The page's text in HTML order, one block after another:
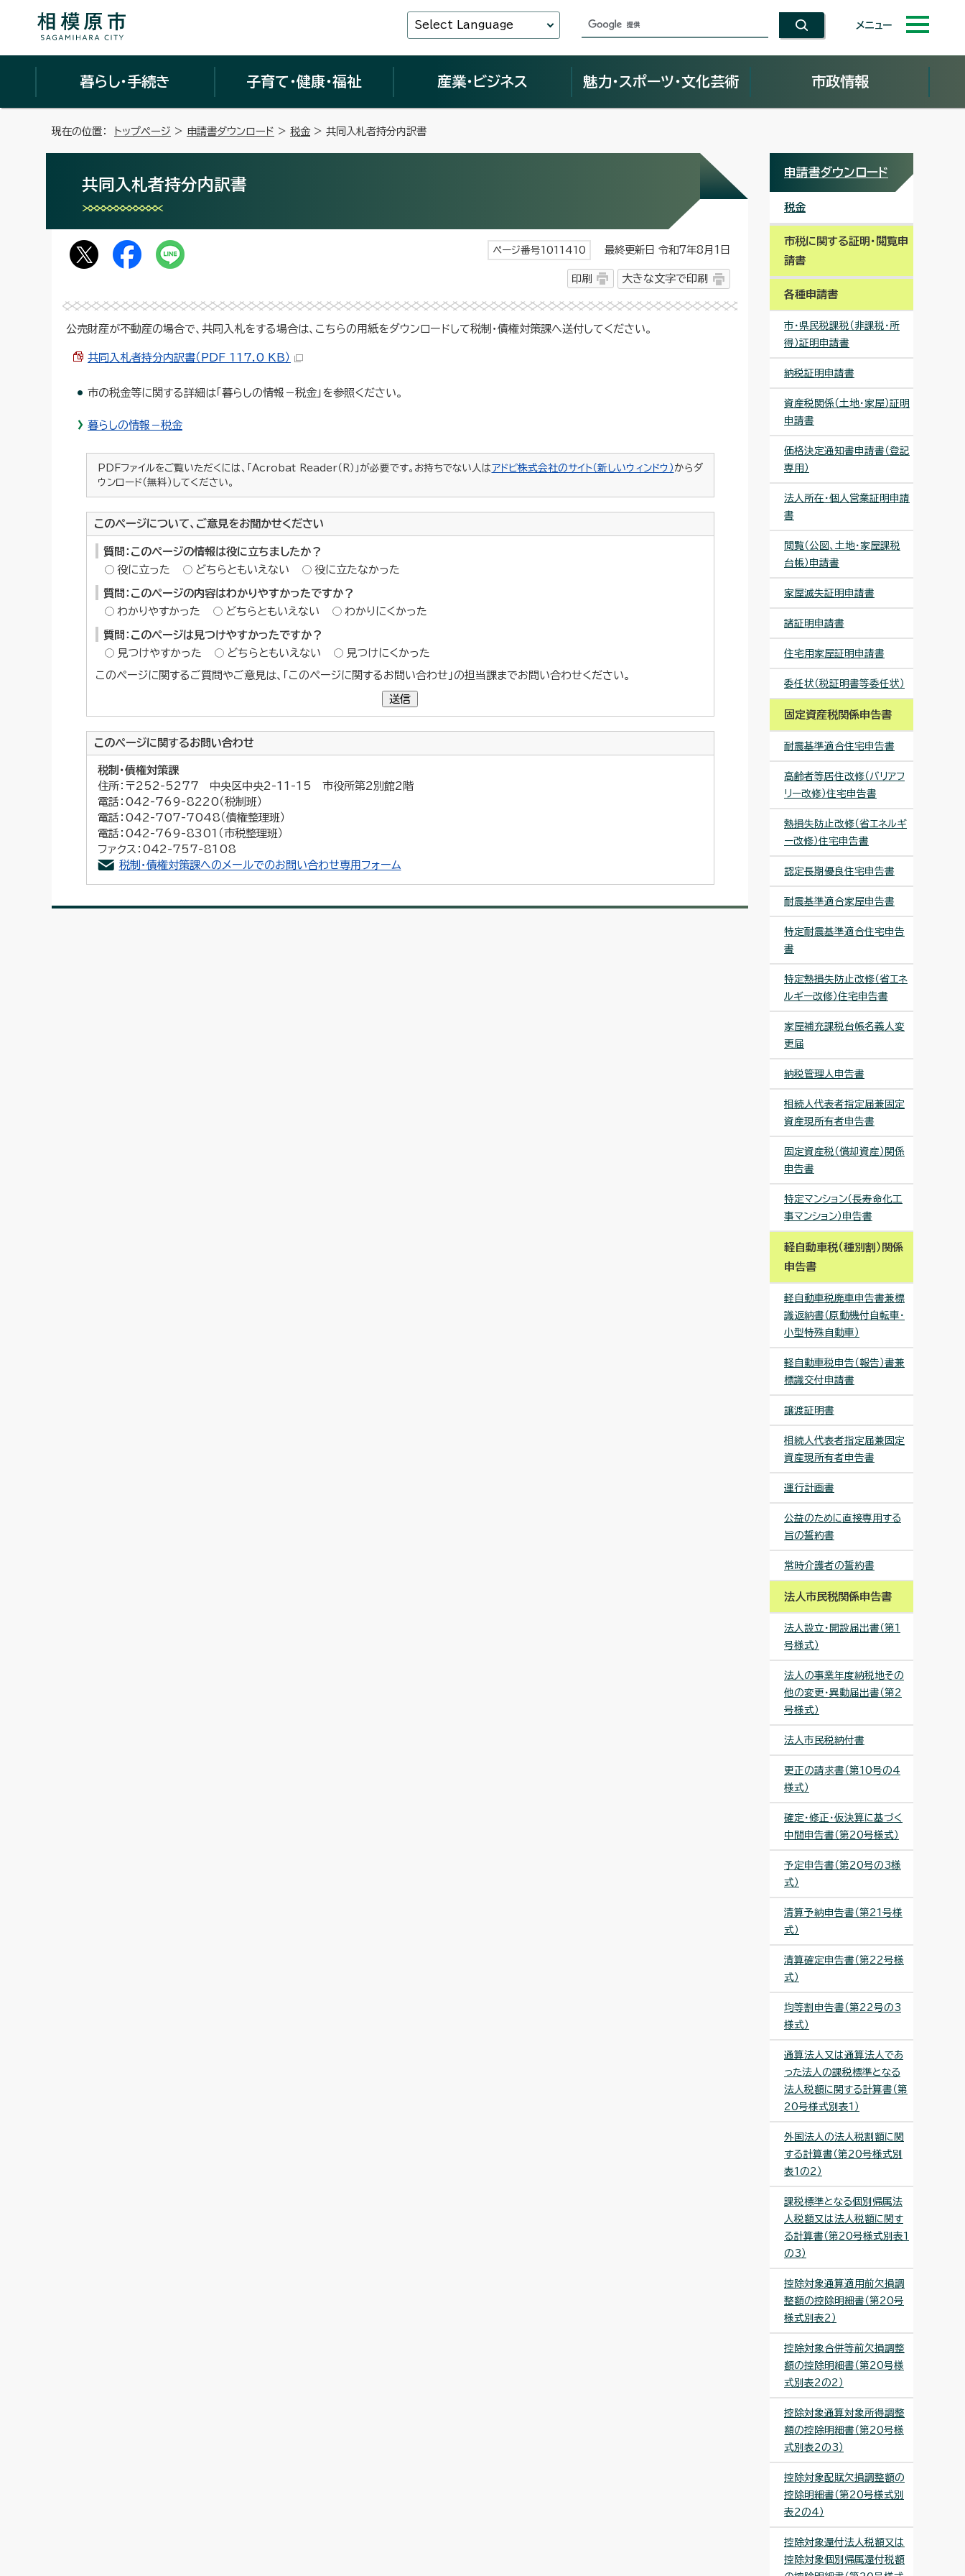
Select Language メニュー
暮らし・手続き 子育て・健康・福祉 産業・ビジネス 魅力・スポーツ・文化芸術 市政情報
現在の位置： トップページ > 申請書ダウンロード > 税金> 共同入札者持分内訳書
共同入札者持分内訳書
ページ番号1011410 最終更新日 令和7年8月1日
印刷 大きな文字で印刷
公売財産が不動産の場合で、共同入札をする場合は、こちらの用紙をダウンロードして税制・債権対策課へ送付してください。
共同入札者持分内訳書（PDF 117.0 KB）
市の税金等に関する詳細は「暮らしの情報－税金」を参照ください。
暮らしの情報－税金
PDFファイルをご覧いただくには、「Acrobat Reader（R）」が必要です。お持ちでない人はアドビ株式会社のサイト（新しいウィンドウ） からダ
ウンロード（無料）してください。
このページについて、ご意見をお聞かせください
質問：このページの情報は役に立ちましたか？
役に立った
どちらともいえない 役に立たなかった
質問：このページの内容はわかりやすかったですか？
わかりやすかった
どちらともいえない わかりにくかった
質問：このページは見つけやすかったですか？
見つけやすかった
どちらともいえない 見つけにくかった
このページに関するご質問やご意見は、「このページに関するお問い合わせ」の担当課までお問い合わせください。
送信
このページに関するお問い合わせ
税制・債権対策課
住所：〒252-5277 中央区中央2-11-15 市役所第2別館2階
電話：042-769-8220（税制班）
電話：042-707-7048（債権整理班）
電話：042-769-8301（市税整理班）
ファクス：042-757-8108
税制・債権対策課へのメールでのお問い合わせ専用フォーム
申請書ダウンロード
税金
市税に関する証明・閲覧申
請書
各種申請書
市・県民税課税（非課税・所
得）証明申請書
納税証明申請書
資産税関係（土地・家屋）証明
申請書
価格決定通知書申請書（登記
専用）
法人所在・個人営業証明申請
書
閲覧（公図、土地・家屋課税
台帳）申請書
家屋滅失証明申請書
諸証明申請書
住宅用家屋証明申請書
委任状（税証明書等委任状）
固定資産税関係申告書
耐震基準適合住宅申告書
高齢者等居住改修（バリアフ
リー改修）住宅申告書
熱損失防止改修（省エネルギ
ー改修）住宅申告書
認定長期優良住宅申告書
耐震基準適合家屋申告書
特定耐震基準適合住宅申告
書
特定熱損失防止改修（省エネ
ルギー改修）住宅申告書
家屋補充課税台帳名義人変
更届
納税管理人申告書
相続人代表者指定届兼固定
資産現所有者申告書
固定資産税（償却資産）関係
申告書
特定マンション（長寿命化工
事マンション）申告書
軽自動車税（種別割）関係
申告書
軽自動車税廃車申告書兼標
識返納書（原動機付自転車・
小型特殊自動車）
軽自動車税申告（報告）書兼
標識交付申請書
譲渡証明書
相続人代表者指定届兼固定
資産現所有者申告書
運行計画書
公益のために直接専用する
旨の誓約書
常時介護者の誓約書
法人市民税関係申告書
法人設立・開設届出書（第1
号様式）
法人の事業年度納税地その
他の変更・異動届出書（第2
号様式）
法人市民税納付書
更正の請求書（第10号の4
様式）
確定・修正・仮決算に基づく
中間申告書（第20号様式）
予定申告書（第20号の3様
式）
清算予納申告書（第21号様
式）
清算確定申告書（第22号様
式）
均等割申告書（第22号の3
様式）
通算法人又は通算法人であ
った法人の課税標準となる
法人税額に関する計算書（第
20号様式別表1）
外国法人の法人税割額に関
する計算書（第20号様式別
表1の2）
課税標準となる個別帰属法
人税額又は法人税額に関す
る計算書（第20号様式別表1
の3）
控除対象通算適用前欠損調
整額の控除明細書（第20号
様式別表2）
控除対象合併等前欠損調整
額の控除明細書（第20号様
式別表2の2）
控除対象通算対象所得調整
額の控除明細書（第20号様
式別表2の3）
控除対象配賦欠損調整額の
控除明細書（第20号様式別
表2の4）
控除対象還付法人税額又は
控除対象個別帰属還付税額